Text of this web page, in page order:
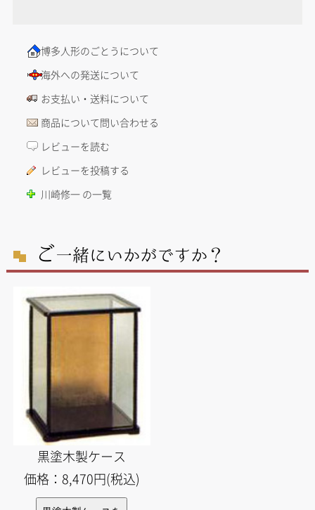
博多人形のごとうについて
海外への発送について
お支払い・送料について
商品について問い合わせる
レビューを読む
レビューを投稿する
川崎修一 の一覧
ご一緒にいかがですか？
黒塗木製ケース
価格：8,470円(税込)